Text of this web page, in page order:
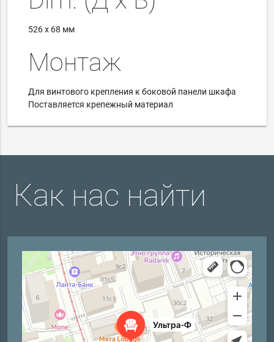
526 х 68 мм
Монтаж
Для винтового крепления к боковой панели шкафа
Поставляется крепежный материал
Как нас найти